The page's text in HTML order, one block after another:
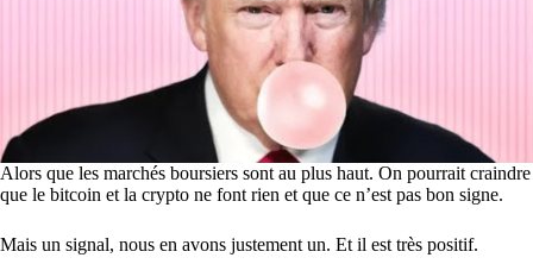
Alors que les marchés boursiers sont au plus haut. On pourrait craindre
que le bitcoin et la crypto ne font rien et que ce n’est pas bon signe.
Mais un signal, nous en avons justement un. Et il est très positif.